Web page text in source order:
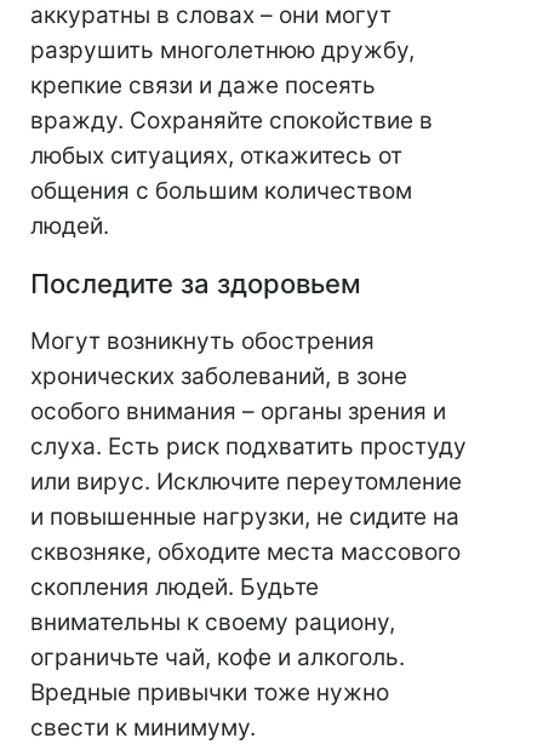
аккуратны в словах – они могут
разрушить многолетнюю дружбу,
крепкие связи и даже посеять
вражду. Сохраняйте спокойствие в
любых ситуациях, откажитесь от
общения с большим количеством
людей.
Последите за здоровьем
Могут возникнуть обострения
хронических заболеваний, в зоне
особого внимания – органы зрения и
слуха. Есть риск подхватить простуду
или вирус. Исключите переутомление
и повышенные нагрузки, не сидите на
сквозняке, обходите места массового
скопления людей. Будьте
внимательны к своему рациону,
ограничьте чай, кофе и алкоголь.
Вредные привычки тоже нужно
свести к минимуму.